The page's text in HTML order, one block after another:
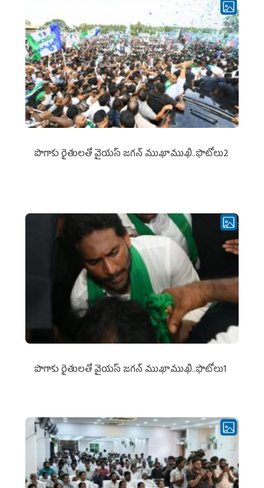
పొగాకు రైతుల‌తో వైయ‌స్ జ‌గ‌న్ ముఖాముఖి..ఫొటోలు2
పొగాకు రైతుల‌తో వైయ‌స్ జ‌గ‌న్ ముఖాముఖి..ఫొటోలు1